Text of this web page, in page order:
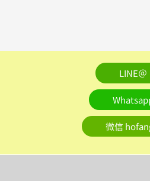
LINE＠
微信